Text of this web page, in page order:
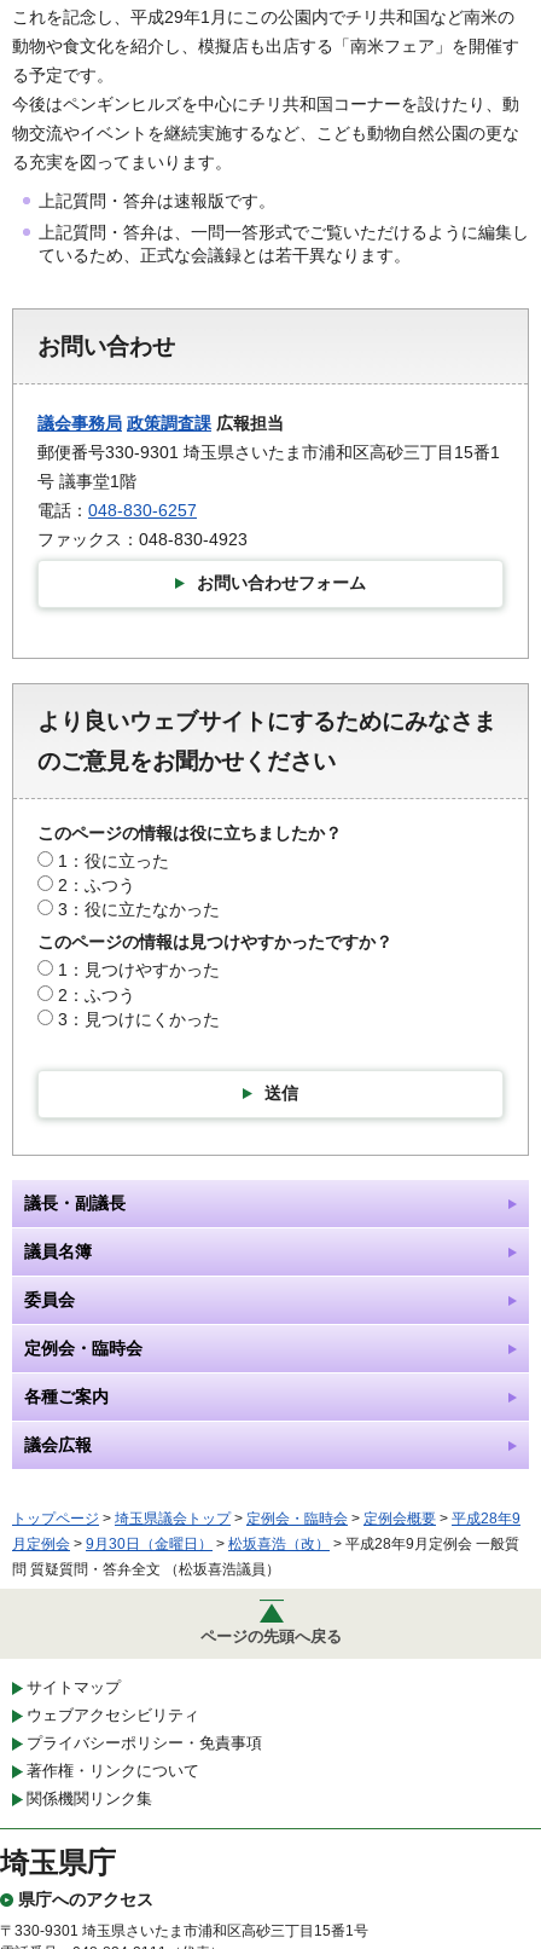
これを記念し、平成29年1月にこの公園内でチリ共和国など南米の
動物や食文化を紹介し、模擬店も出店する「南米フェア」を開催す
る予定です。
今後はペンギンヒルズを中心にチリ共和国コーナーを設けたり、動
物交流やイベントを継続実施するなど、こども動物自然公園の更な
る充実を図ってまいります。
上記質問・答弁は速報版です。
上記質問・答弁は、一問一答形式でご覧いただけるように編集し
ているため、正式な会議録とは若干異なります。
お問い合わせ
議会事務局 政策調査課 広報担当
郵便番号330-9301 埼玉県さいたま市浦和区高砂三丁目15番1
号 議事堂1階
電話： 048-830-6257
ファックス：048-830-4923
お問い合わせフォーム
より良いウェブサイトにするためにみなさま
のご意見をお聞かせください
このページの情報は役に立ちましたか？
1：役に立った
2：ふつう
3：役に立たなかった
このページの情報は見つけやすかったですか？
1：見つけやすかった
2：ふつう
3：見つけにくかった
送信
議長・副議長
議員名簿
委員会
定例会・臨時会
各種ご案内
議会広報
トップページ > 埼玉県議会トップ> 定例会・臨時会 > 定例会概要 > 平成28年9
月定例会 > 9月30日（金曜日） > 松坂喜浩（改）
> 平成28年9月定例会 一般質
問 質疑質問・答弁全文 （松坂喜浩議員）
ページの先頭へ戻る
サイトマップ
ウェブアクセシビリティ
プライバシーポリシー・免責事項
著作権・リンクについて
関係機関リンク集
埼玉県庁
県庁へのアクセス
〒330-9301 埼玉県さいたま市浦和区高砂三丁目15番1号